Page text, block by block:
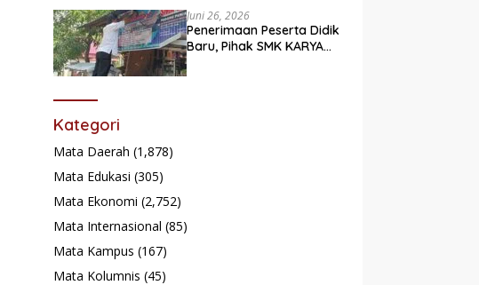
Surau
Juni 26, 2026
Penerimaan Peserta Didik
Baru, Pihak SMK KARYA
Kategori
Mata Daerah (1,878)
Mata Edukasi (305)
Mata Ekonomi (2,752)
Mata Internasional (85)
Mata Kampus (167)
Mata Kolumnis (45)